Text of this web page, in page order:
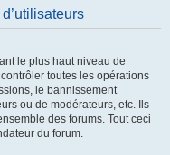
le plus haut niveau de
toutes les opérations
le bannissement
ou de modérateurs, etc. Ils
des forums. Tout ceci
du forum.